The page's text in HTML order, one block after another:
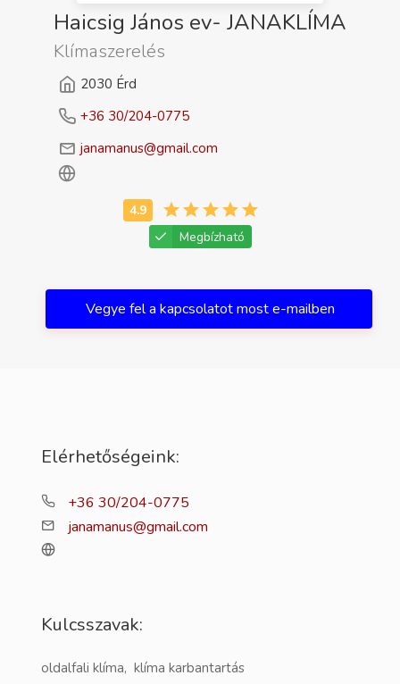
Haicsig János ev- JANAKLÍMA
Klímaszerelés
2030 Érd
+36 30/204-0775
janamanus@gmail.com
Megbízható
Vegye fel a kapcsolatot most e-mailben
Elérhetőségeink:
+36 30/204-0775
janamanus@gmail.com
Kulcsszavak:
oldalfali klíma, klíma karbantartás